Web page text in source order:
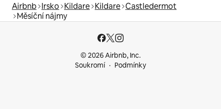
Airbnb Irsko Kildare Kildare Castledermot
Měsíční nájmy
© 2026 Airbnb, Inc.
Soukromí
Podmínky